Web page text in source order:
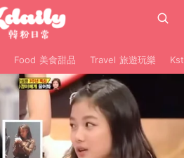
Food 美食甜品 Travel 旅遊玩樂